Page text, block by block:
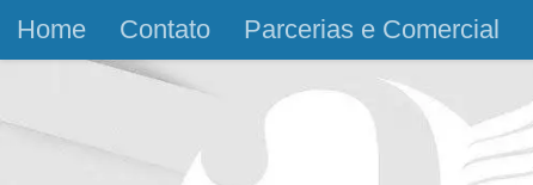
Skip to content
Home Contato Parcerias e Comercial